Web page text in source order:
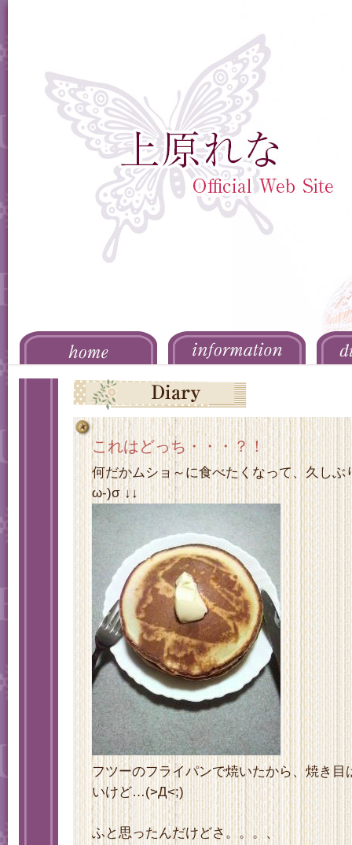
これはどっち・・・？！
何だかムショ～に食べたくなって、久し
ω-)σ ↓↓
フツーのフライパンで焼いたから、焼き目
いけど…(>Д<;)
ふと思ったんだけどさ。。。、